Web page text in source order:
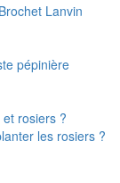
Lanvin
pépinière
rosiers ?
les rosiers ?